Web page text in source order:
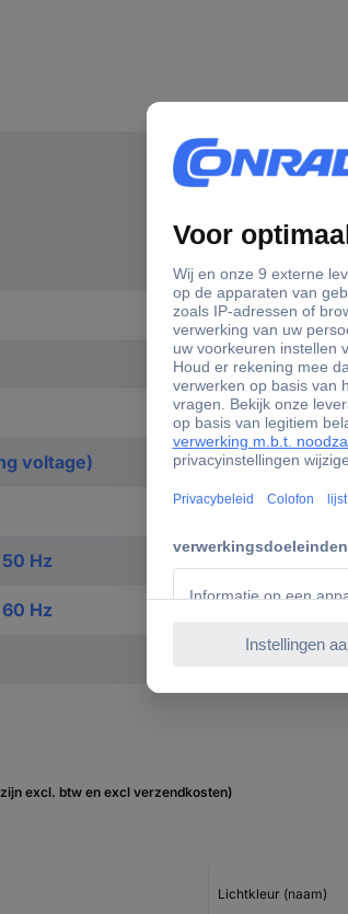
voltage)
Hz
Hz
excl. btw en excl verzendkosten)
Lichtkleur (naam)